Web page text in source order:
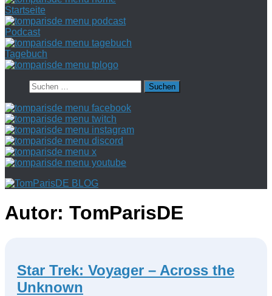
Startseite
Podcast
Tagebuch
Suchen
nach:
Autor: TomParisDE
Star Trek: Voyager – Across the
Unknown